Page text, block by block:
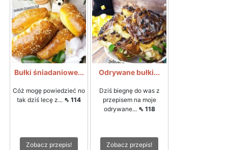
Bułki śniadaniowe...
Cóż mogę powiedzieć no
tak dziś lecę z... ⇖ 114
Zobacz przepis!
Odrywane bułki...
Dziś biegnę do was z
przepisem na moje
odrywane... ⇖ 118
Zobacz przepis!